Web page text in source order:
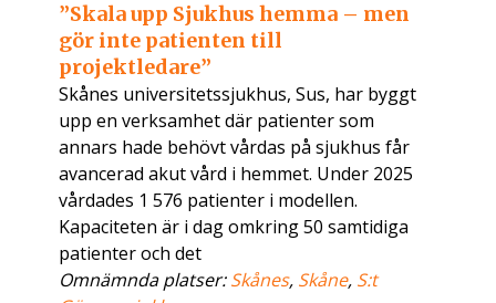
”Skala upp Sjukhus hemma – men
gör inte patienten till
projektledare”
Skånes universitetssjukhus, Sus, har byggt
upp en verksamhet där patienter som
annars hade behövt vårdas på sjukhus får
avancerad akut vård i hemmet. Under 2025
vårdades 1 576 patienter i modellen.
Kapaciteten är i dag omkring 50 samtidiga
patienter och det
Omnämnda platser:Skånes, Skåne, S:t